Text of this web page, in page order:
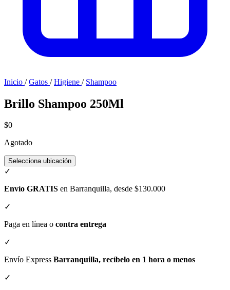
Inicio / Gatos / Higiene / Shampoo
Brillo Shampoo 250Ml
$0
Agotado
Selecciona ubicación
✓
Envío GRATIS en Barranquilla, desde $130.000
✓
Paga en línea o contra entrega
✓
Envío Express Barranquilla, recíbelo en 1 hora o menos
✓